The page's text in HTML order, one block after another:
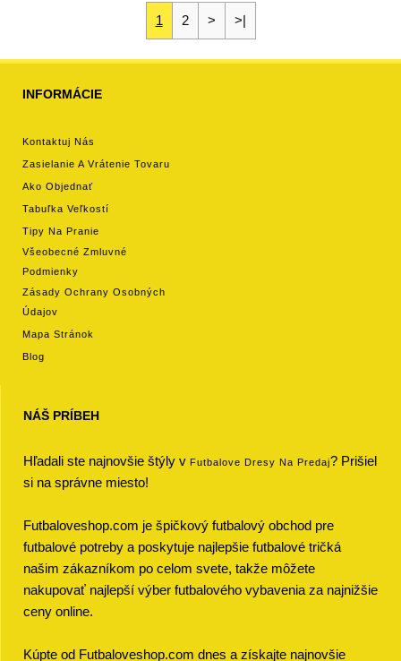
1 2 > >|
INFORMÁCIE
Kontaktuj Nás
Zasielanie A Vrátenie Tovaru
Ako Objednať
Tabuľka Veľkostí
Tipy Na Pranie
Všeobecné Zmluvné
Podmienky
Zásady Ochrany Osobných
Údajov
Mapa Stránok
Blog
NÁŠ PRÍBEH
Hľadali ste najnovšie štýly v Futbalove Dresy Na Predaj? Prišiel
si na správne miesto!
Futbaloveshop.com je špičkový futbalový obchod pre
futbalové potreby a poskytuje najlepšie futbalové tričká
našim zákazníkom po celom svete, takže môžete
nakupovať najlepší výber futbalového vybavenia za najnižšie
ceny online.
Kúpte od Futbaloveshop.com dnes a získajte najnovšie